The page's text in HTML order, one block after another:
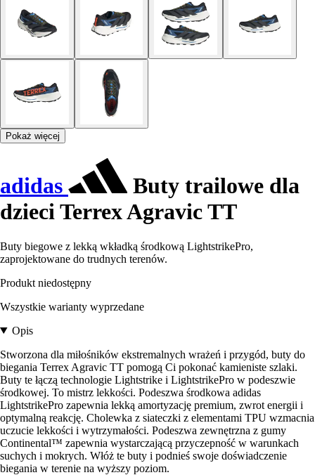
Pokaż więcej
adidas
Buty trailowe dla
dzieci Terrex Agravic TT
Buty biegowe z lekką wkładką środkową LightstrikePro,
zaprojektowane do trudnych terenów.
Produkt niedostępny
Wszystkie warianty wyprzedane
Opis
Stworzona dla miłośników ekstremalnych wrażeń i przygód, buty do
biegania Terrex Agravic TT pomogą Ci pokonać kamieniste szlaki.
Buty te łączą technologie Lightstrike i LightstrikePro w podeszwie
środkowej. To mistrz lekkości. Podeszwa środkowa adidas
LightstrikePro zapewnia lekką amortyzację premium, zwrot energii i
optymalną reakcję. Cholewka z siateczki z elementami TPU wzmacnia
uczucie lekkości i wytrzymałości. Podeszwa zewnętrzna z gumy
Continental™ zapewnia wystarczającą przyczepność w warunkach
suchych i mokrych. Włóż te buty i podnieś swoje doświadczenie
biegania w terenie na wyższy poziom.